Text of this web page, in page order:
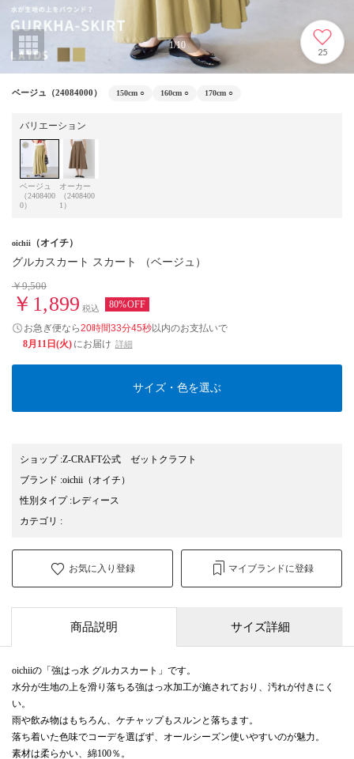
1/10
25
ベージュ（24084000） 150cm ○ 160cm ○ 170cm ○
バリエーション
ベージュ
（2408400
0）
オーカー
（2408400
1）
oichii （オイチ）
グルカスカート スカート （ベージュ）
￥9,500
￥1,899 税込 80%OFF
お急ぎ便なら20時間33分44秒以内のお支払いで
8月11日(火) にお届け 詳細
サイズ・色を選ぶ
ショップ:Z-CRAFT公式 ゼットクラフト
ブランド :oichii （オイチ）
性別タイプ:レディース
カテゴリ :
お気に入り登録 マイブランドに登録
商品説明 サイズ詳細
oichiiの「強はっ水 グルカスカート」です。
水分が生地の上を滑り落ちる強はっ水加工が施されており、汚れが付きにく
い。
雨や飲み物はもちろん、ケチャップもスルンと落ちます。
落ち着いた色味でコーデを選ばず、オールシーズン使いやすいのが魅力。
素材は柔らかい、綿100％。